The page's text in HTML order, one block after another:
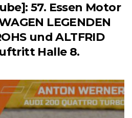
57. Essen Motor
LEGENDEN
und ALTFRID
Halle 8.